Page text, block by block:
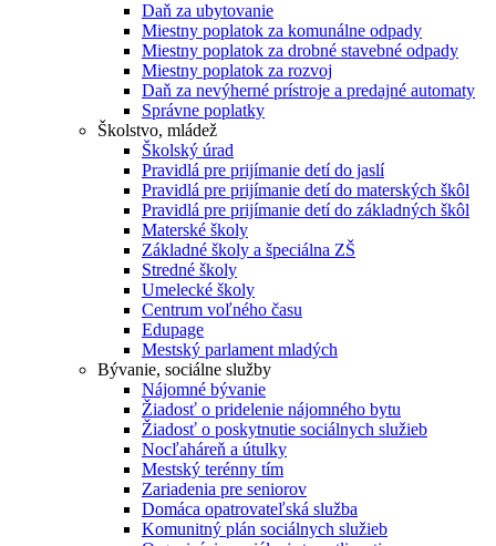
Daň za ubytovanie
Miestny poplatok za komunálne odpady
Miestny poplatok za drobné stavebné odpady
Miestny poplatok za rozvoj
Daň za nevýherné prístroje a predajné automaty
Správne poplatky
Školstvo, mládež
Školský úrad
Pravidlá pre prijímanie detí do jaslí
Pravidlá pre prijímanie detí do materských škôl
Pravidlá pre prijímanie detí do základných škôl
Materské školy
Základné školy a špeciálna ZŠ
Stredné školy
Umelecké školy
Centrum voľného času
Edupage
Mestský parlament mladých
Bývanie, sociálne služby
Nájomné bývanie
Žiadosť o pridelenie nájomného bytu
Žiadosť o poskytnutie sociálnych služieb
Nocľaháreň a útulky
Mestský terénny tím
Zariadenia pre seniorov
Domáca opatrovateľská služba
Komunitný plán sociálnych služieb